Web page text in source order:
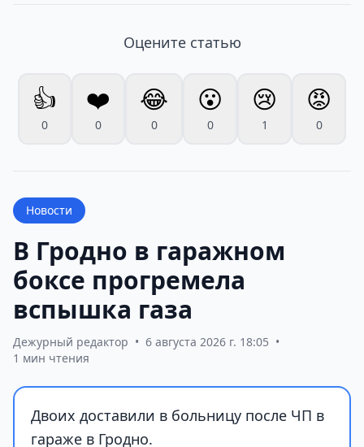
Оцените статью
👍
0
❤️
0
😂
0
😮
0
😢
1
😡
0
Новости
В Гродно в гаражном
боксе прогремела
вспышка газа
Дежурный редактор • 6 августа 2026 г. 18:05 •
1 мин чтения
Двоих доставили в больницу после ЧП в
гараже в Гродно.